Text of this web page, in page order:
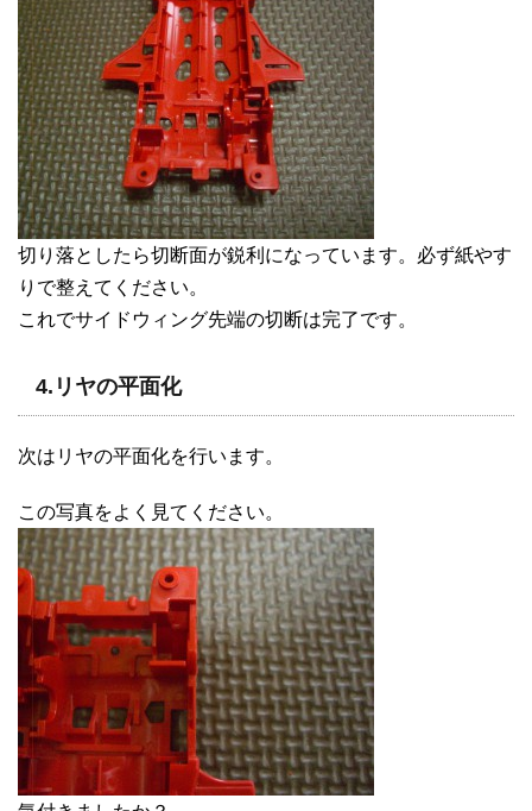
切り落としたら切断面が鋭利になっています。必ず紙やす
りで整えてください。
これでサイドウィング先端の切断は完了です。
4.リヤの平面化
次はリヤの平面化を行います。
この写真をよく見てください。